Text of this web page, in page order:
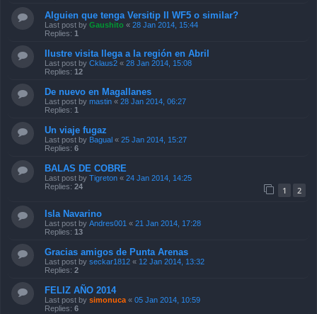
Alguien que tenga Versitip II WF5 o similar?
Last post by Gaushito « 28 Jan 2014, 15:44
Replies: 1
Ilustre visita llega a la región en Abril
Last post by Cklaus2 « 28 Jan 2014, 15:08
Replies: 12
De nuevo en Magallanes
Last post by mastin « 28 Jan 2014, 06:27
Replies: 1
Un viaje fugaz
Last post by Bagual « 25 Jan 2014, 15:27
Replies: 6
BALAS DE COBRE
Last post by Tigreton « 24 Jan 2014, 14:25
Replies: 24 1 2
Isla Navarino
Last post by Andres001 « 21 Jan 2014, 17:28
Replies: 13
Gracias amigos de Punta Arenas
Last post by seckar1812 « 12 Jan 2014, 13:32
Replies: 2
FELIZ AÑO 2014
Last post by simonuca « 05 Jan 2014, 10:59
Replies: 6